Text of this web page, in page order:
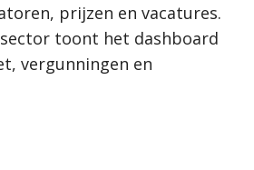
prijzen en vacatures.
toont het dashboard
vergunningen en